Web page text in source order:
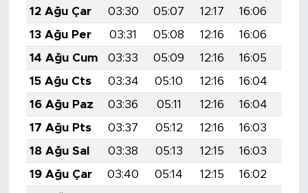
12 Ağu Çar
03:30 05:07 12:17 16:06
13 Ağu Per
03:31 05:08 12:16 16:06
14 Ağu Cum
03:33 05:09 12:16 16:05
15 Ağu Cts
03:34 05:10 12:16 16:04
16 Ağu Paz
03:36 05:11 12:16 16:04
17 Ağu Pts
03:37 05:12 12:16 16:03
18 Ağu Sal
03:38 05:13 12:15 16:03
19 Ağu Çar
03:40 05:14 12:15 16:02